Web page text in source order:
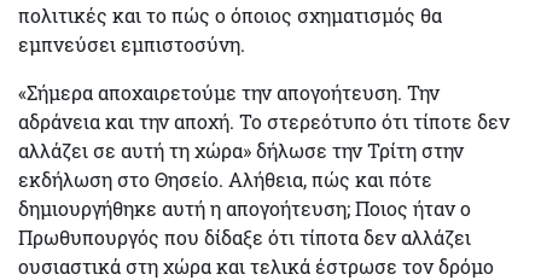
πολιτικές και το πώς ο όποιος σχηματισμός θα
εμπνεύσει εμπιστοσύνη.
«Σήμερα αποχαιρετούμε την απογοήτευση. Την
αδράνεια και την αποχή. Το στερεότυπο ότι τίποτε δεν
αλλάζει σε αυτή τη χώρα» δήλωσε την Τρίτη στην
εκδήλωση στο Θησείο. Αλήθεια, πώς και πότε
δημιουργήθηκε αυτή η απογοήτευση; Ποιος ήταν ο
Πρωθυπουργός που δίδαξε ότι τίποτα δεν αλλάζει
ουσιαστικά στη χώρα και τελικά έστρωσε τον δρόμο